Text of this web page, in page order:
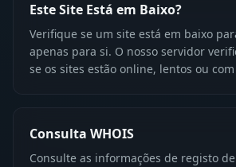
Este Site Está em Baixo?
Verifique se um site está em baixo
apenas para si. O nosso servidor
se os sites estão online, lentos ou
Consulta WHOIS
Consulte as informações de registo